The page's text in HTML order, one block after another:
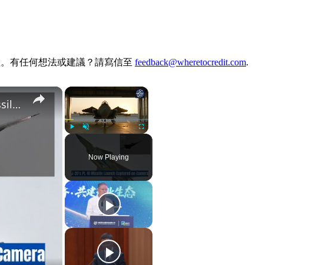
有任何想法或建議？請寫信至 feedback@wheretocredit.com.
×
Play Fullscreen
Now Playing
×
Rare Footage of China's Cutting-Edge J-20's PL-10 Missile Launch Revealed